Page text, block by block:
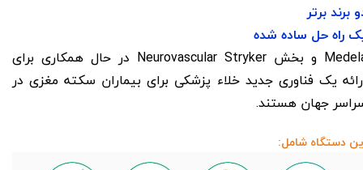
برند برتر
راه حل ساده شده
Medela و بخش Neurovascular Stryker در حال همکاری برای
یک فناوری جدید خلاء پزشکی برای بیماران سکته مغزی در
جهان هستند.
دستگاه شامل: